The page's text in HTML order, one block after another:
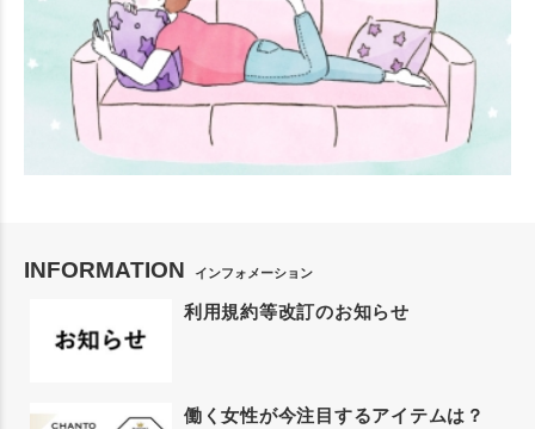
INFORMATION インフォメーション
利用規約等改訂のお知らせ
働く女性が今注目するアイテムは？